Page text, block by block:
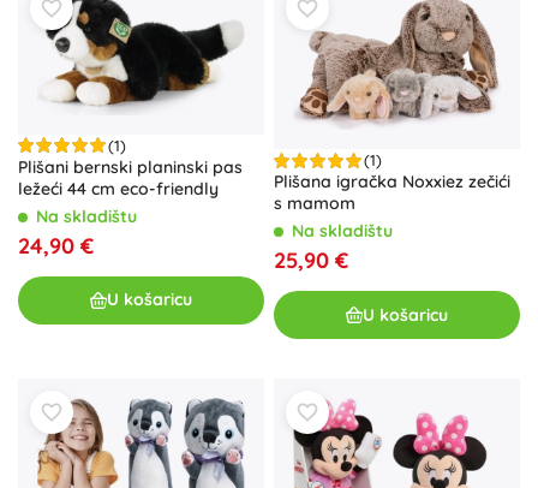
(1)
Plišani bernski planinski pas
ležeći 44 cm eco-friendly
Na skladištu
24,90 €
U košaricu
(1)
Plišana igračka Noxxiez zečići
s mamom
Na skladištu
25,90 €
U košaricu